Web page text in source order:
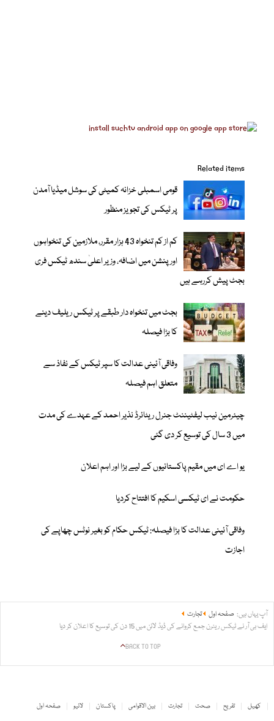
Related items
قومی اسمبلی خزانہ کمیٹی کی سوشل میڈیا آمدن
پر ٹیکس کی تجویز منظور
کم از کم تنخواہ 43 ہزار مقرر، ملازمین کی تنخواہوں
اور پنشن میں اضافہ، وزیر اعلیٰ سندھ ٹیکس فری
بجٹ پیش کررہے ہیں
بجٹ میں تنخواہ دار طبقے پر ٹیکس ریلیف دینے
کا بڑا فیصلہ
وفاقی آئینی عدالت کا سپر ٹیکس کے نفاذ سے
متعلق اہم فیصلہ
چیئرمین نیب لیفٹیننٹ جنرل ریٹائرڈ نذیر احمد کے عہدے کی مدت
میں 3 سال کی توسیع کر دی گئی
یو اے ای میں مقیم پاکستانیوں کے لیے بڑا اور اہم اعلان
حکومت نے ای ٹیکسی اسکیم کا افتتاح کردیا
وفاقی آئینی عدالت کا بڑا فیصلہ: ٹیکس حکام کو بغیر نوٹس چھاپے کی
اجازت
آپ یہاں ہیں: صفحہ اول
تجارت
ایف بی آر نے ٹیکس ریٹرن جمع کروانے کی ڈیڈ لائن میں 15 دن کی توسیع کا اعلان کر دیا
BACK TO TOP
صفحہ اول لائیو پاکستان بین الاقوامی تجارت صحت تفریح
کھیل